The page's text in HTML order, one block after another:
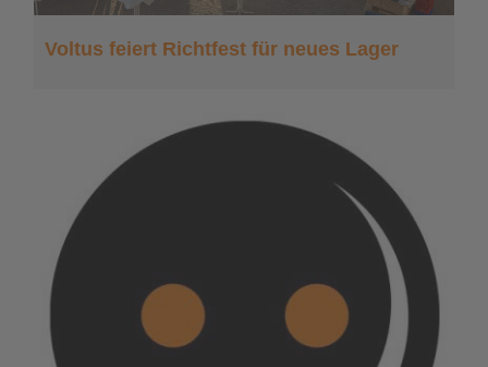
Voltus feiert Richtfest für neues Lager